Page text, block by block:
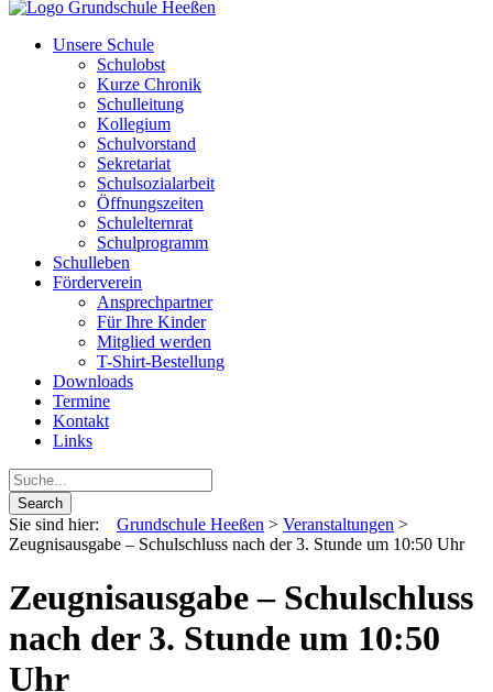
Unsere Schule
Schulobst
Kurze Chronik
Schulleitung
Kollegium
Schulvorstand
Sekretariat
Schulsozialarbeit
Öffnungszeiten
Schulelternrat
Schulprogramm
Schulleben
Förderverein
Ansprechpartner
Für Ihre Kinder
Mitglied werden
T-Shirt-Bestellung
Downloads
Termine
Kontakt
Links
Sie sind hier: Grundschule Heeßen > Veranstaltungen >
Zeugnisausgabe – Schulschluss nach der 3. Stunde um 10:50 Uhr
Zeugnisausgabe – Schulschluss
nach der 3. Stunde um 10:50
Uhr